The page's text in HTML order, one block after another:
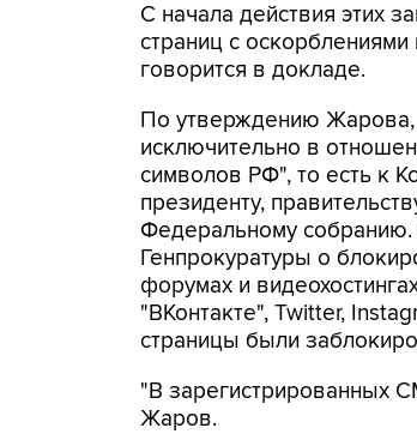
С начала действия этих
страниц с
говорится в докладе.
По утверждению Жарова,
исключительно в
символов РФ", то есть к
президенту,
Федеральному собранию.
Генпрокуратуры о
форумах и
"ВКонтакте", Twitter,
страницы были
"В зарегистрированных
Жаров.